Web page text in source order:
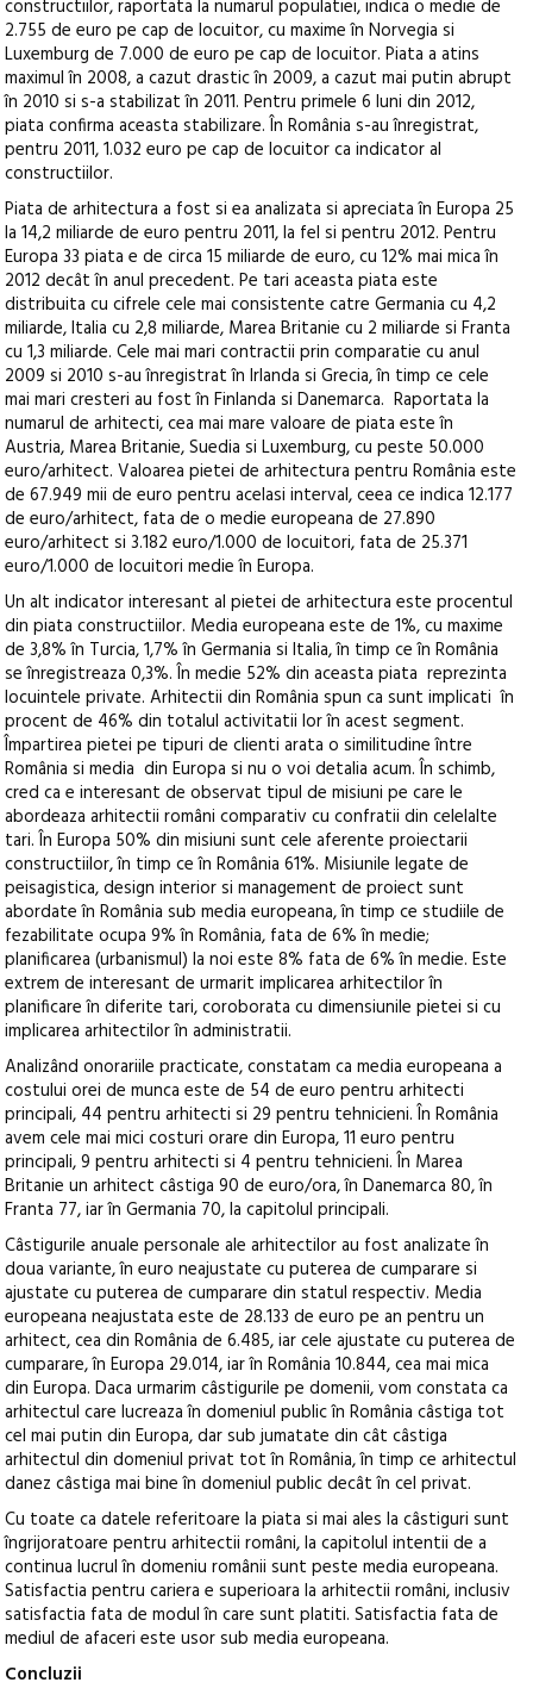
constructiilor, raportata la numarul populatiei, indica o medie de
2.755 de euro pe cap de locuitor, cu maxime în Norvegia si
Luxemburg de 7.000 de euro pe cap de locuitor. Piata a atins
maximul în 2008, a cazut drastic în 2009, a cazut mai putin abrupt
în 2010 si s-a stabilizat în 2011. Pentru primele 6 luni din 2012,
piata confirma aceasta stabilizare. În România s-au înregistrat,
pentru 2011, 1.032 euro pe cap de locuitor ca indicator al
constructiilor.
Piata de arhitectura a fost si ea analizata si apreciata în Europa 25
la 14,2 miliarde de euro pentru 2011, la fel si pentru 2012. Pentru
Europa 33 piata e de circa 15 miliarde de euro, cu 12% mai mica în
2012 decât în anul precedent. Pe tari aceasta piata este
distribuita cu cifrele cele mai consistente catre Germania cu 4,2
miliarde, Italia cu 2,8 miliarde, Marea Britanie cu 2 miliarde si Franta
cu 1,3 miliarde. Cele mai mari contractii prin comparatie cu anul
2009 si 2010 s-au înregistrat în Irlanda si Grecia, în timp ce cele
mai mari cresteri au fost în Finlanda si Danemarca. Raportata la
numarul de arhitecti, cea mai mare valoare de piata este în
Austria, Marea Britanie, Suedia si Luxemburg, cu peste 50.000
euro/arhitect. Valoarea pietei de arhitectura pentru România este
de 67.949 mii de euro pentru acelasi interval, ceea ce indica 12.177
de euro/arhitect, fata de o medie europeana de 27.890
euro/arhitect si 3.182 euro/1.000 de locuitori, fata de 25.371
euro/1.000 de locuitori medie în Europa.
Un alt indicator interesant al pietei de arhitectura este procentul
din piata constructiilor. Media europeana este de 1%, cu maxime
de 3,8% în Turcia, 1,7% în Germania si Italia, în timp ce în România
se înregistreaza 0,3%. În medie 52% din aceasta piata reprezinta
locuintele private. Arhitectii din România spun ca sunt implicati în
procent de 46% din totalul activitatii lor în acest segment.
Împartirea pietei pe tipuri de clienti arata o similitudine între
România si media din Europa si nu o voi detalia acum. În schimb,
cred ca e interesant de observat tipul de misiuni pe care le
abordeaza arhitectii români comparativ cu confratii din celelalte
tari. În Europa 50% din misiuni sunt cele aferente proiectarii
constructiilor, în timp ce în România 61%. Misiunile legate de
peisagistica, design interior si management de proiect sunt
abordate în România sub media europeana, în timp ce studiile de
fezabilitate ocupa 9% în România, fata de 6% în medie;
planificarea (urbanismul) la noi este 8% fata de 6% în medie. Este
extrem de interesant de urmarit implicarea arhitectilor în
planificare în diferite tari, coroborata cu dimensiunile pietei si cu
implicarea arhitectilor în administratii.
Analizând onorariile practicate, constatam ca media europeana a
costului orei de munca este de 54 de euro pentru arhitecti
principali, 44 pentru arhitecti si 29 pentru tehnicieni. În România
avem cele mai mici costuri orare din Europa, 11 euro pentru
principali, 9 pentru arhitecti si 4 pentru tehnicieni. În Marea
Britanie un arhitect câstiga 90 de euro/ora, în Danemarca 80, în
Franta 77, iar în Germania 70, la capitolul principali.
Câstigurile anuale personale ale arhitectilor au fost analizate în
doua variante, în euro neajustate cu puterea de cumparare si
ajustate cu puterea de cumparare din statul respectiv. Media
europeana neajustata este de 28.133 de euro pe an pentru un
arhitect, cea din România de 6.485, iar cele ajustate cu puterea de
cumparare, în Europa 29.014, iar în România 10.844, cea mai mica
din Europa. Daca urmarim câstigurile pe domenii, vom constata ca
arhitectul care lucreaza în domeniul public în România câstiga tot
cel mai putin din Europa, dar sub jumatate din cât câstiga
arhitectul din domeniul privat tot în România, în timp ce arhitectul
danez câstiga mai bine în domeniul public decât în cel privat.
Cu toate ca datele referitoare la piata si mai ales la câstiguri sunt
îngrijoratoare pentru arhitectii români, la capitolul intentii de a
continua lucrul în domeniu românii sunt peste media europeana.
Satisfactia pentru cariera e superioara la arhitectii români, inclusiv
satisfactia fata de modul în care sunt platiti. Satisfactia fata de
mediul de afaceri este usor sub media europeana.
Concluzii